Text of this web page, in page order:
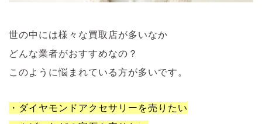
世の中には様々な買取店が多いなか
どんな業者がおすすめなの？
このように悩まれている方が多いです。
・ダイヤモンドアクセサリーを売りたい